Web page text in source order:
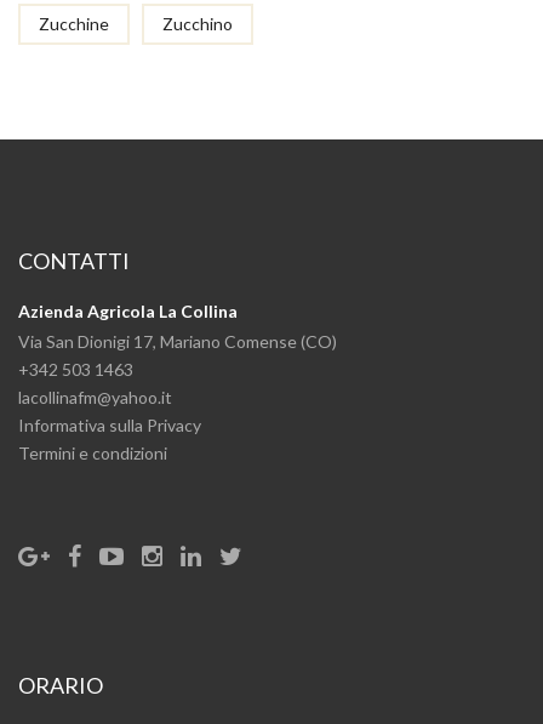
Zucchine Zucchino
CONTATTI
Azienda Agricola La Collina
Via San Dionigi 17, Mariano Comense (CO)
+342 503 1463
lacollinafm@yahoo.it
Informativa sulla Privacy
Termini e condizioni
ORARIO